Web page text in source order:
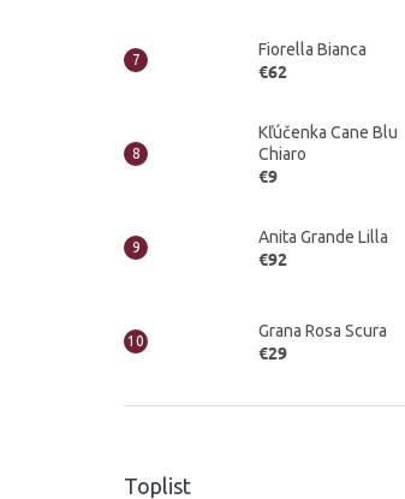
Fiorella Bianca
€62
Kľúčenka Cane Blu
Chiaro
€9
Anita Grande Lilla
€92
Grana Rosa Scura
€29
Toplist